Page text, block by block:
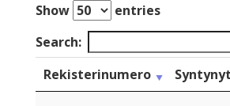
Show
entries
Search:
Rekisterinumero
Syntynyt